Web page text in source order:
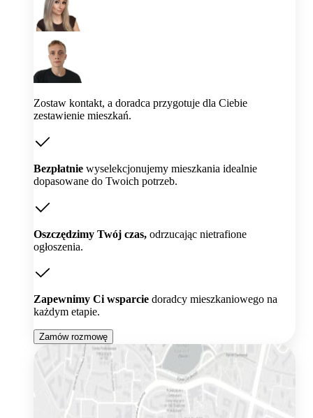
Zostaw kontakt, a doradca przygotuje dla Ciebie
zestawienie mieszkań.
Bezpłatnie wyselekcjonujemy mieszkania idealnie
dopasowane do Twoich potrzeb.
Oszczędzimy Twój czas, odrzucając nietrafione
ogłoszenia.
Zapewnimy Ci wsparcie doradcy mieszkaniowego na
każdym etapie.
Zamów rozmowę